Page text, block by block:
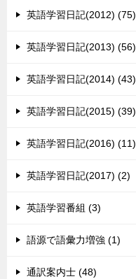
英語学習日記(2012) (75)
英語学習日記(2013) (56)
英語学習日記(2014) (43)
英語学習日記(2015) (39)
英語学習日記(2016) (11)
英語学習日記(2017) (2)
英語学習番組 (3)
語源で語彙力増強 (1)
通訳案内士 (48)